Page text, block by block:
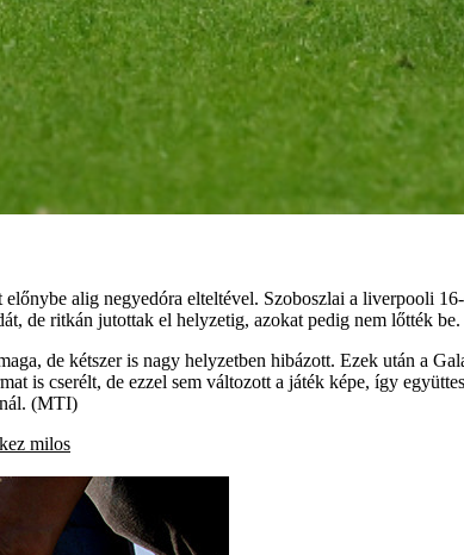
alig negyedóra elteltével. Szoboszlai a liverpooli
de ritkán jutottak el helyzetig, azokat pedig nem lőtték be.
de kétszer is nagy helyzetben hibázott. Ezek után a
is cserélt, de ezzel sem változott a játék képe, így
(MTI)
milos